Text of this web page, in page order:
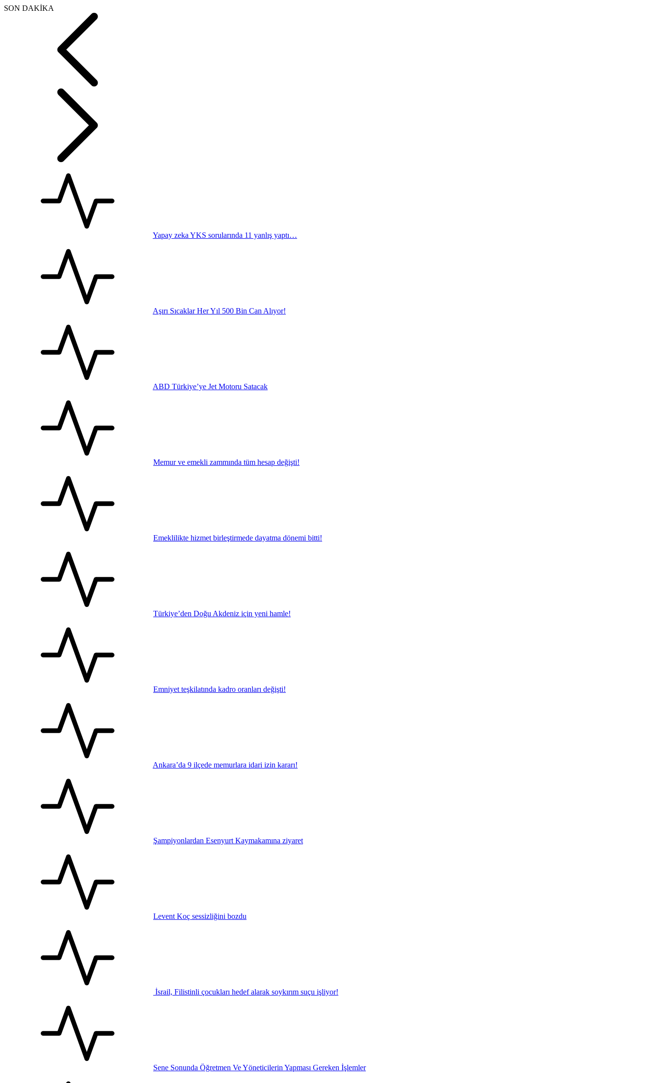
SON DAKİKA
Yapay zeka YKS sorularında 11 yanlış yaptı…
Aşırı Sıcaklar Her Yıl 500 Bin Can Alıyor!
ABD Türkiye’ye Jet Motoru Satacak
Memur ve emekli zammında tüm hesap değişti!
Emeklilikte hizmet birleştirmede dayatma dönemi bitti!
Türkiye’den Doğu Akdeniz için yeni hamle!
Emniyet teşkilatında kadro oranları değişti!
Ankara’da 9 ilçede memurlara idari izin kararı!
Şampiyonlardan Esenyurt Kaymakamına ziyaret
Levent Koç sessizliğini bozdu
İsrail, Filistinli çocukları hedef alarak soykırım suçu işliyor!
Sene Sonunda Öğretmen Ve Yöneticilerin Yapması Gereken İşlemler